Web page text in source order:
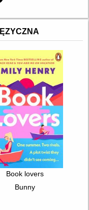
(czterech
Book lovers
Bunny